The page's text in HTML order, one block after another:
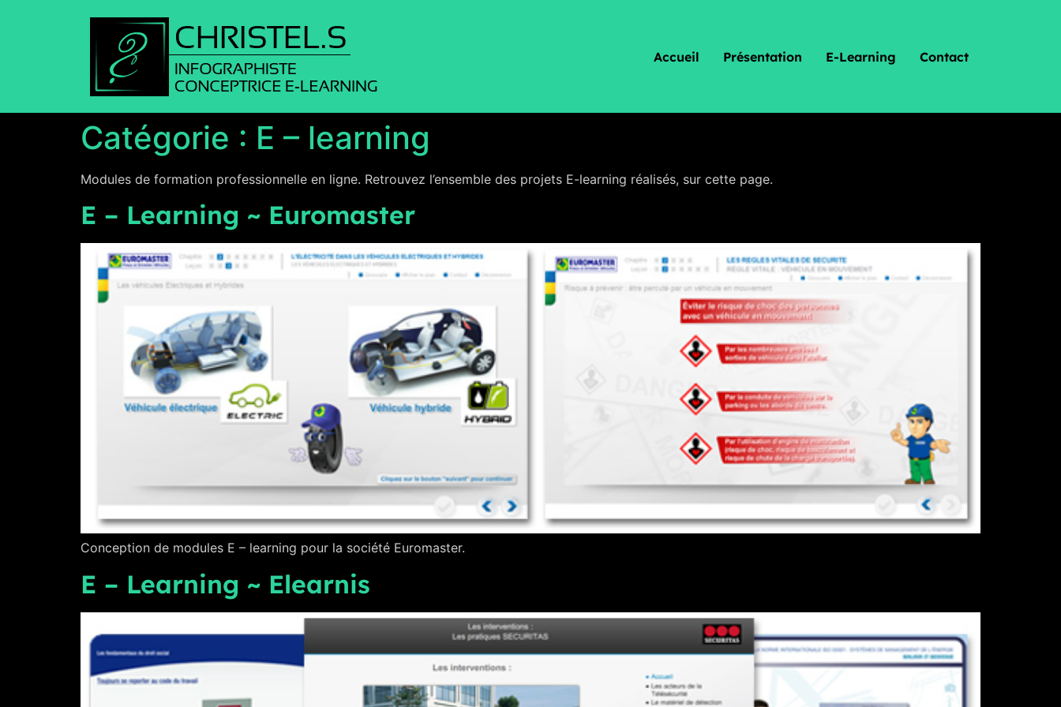
Accueil Présentation E-Learning Contact
Catégorie : E – learning
Modules de formation professionnelle en ligne. Retrouvez l’ensemble des projets E-learning réalisés, sur cette page.
E – Learning ~ Euromaster
Conception de modules E – learning pour la société Euromaster.
E – Learning ~ Elearnis